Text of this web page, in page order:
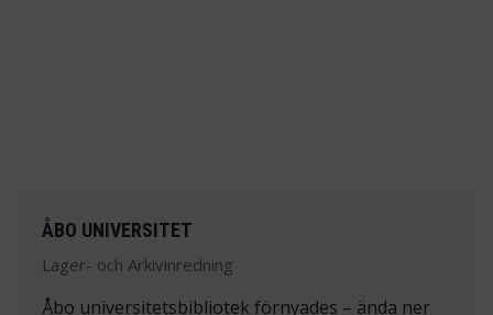
ÅBO UNIVERSITET
Lager- och Arkivinredning
Åbo universitetsbibliotek förnyades – ända ner